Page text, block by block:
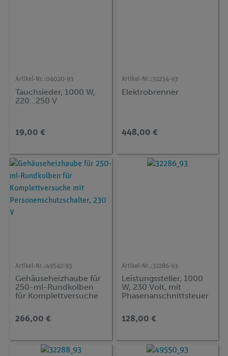
Artikel-Nr.:04020-93
Tauchsieder, 1000 W,
220...250 V
19,00 €
Artikel-Nr.:32234-93
Elektrobrenner
448,00 €
Artikel-Nr.:49542-93
Gehäuseheizhaube für
250-ml-Rundkolben
für Komplettversuche
Personenschutzschalte
r, 230 V
266,00 €
Artikel-Nr.:32286-93
Leistungssteller, 1000
W, 230 Volt, mit
Phasenanschnittsteuer
128,00 €